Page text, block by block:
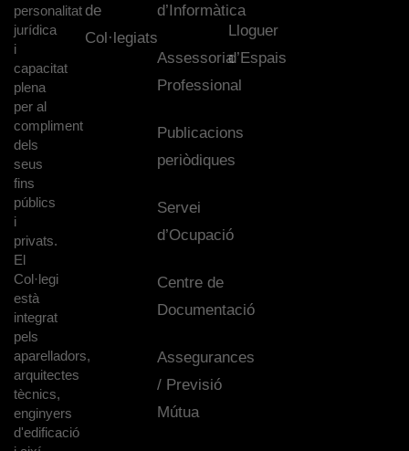
personalitat
jurídica
i
capacitat
plena
per al
compliment
dels
seus
fins
públics
i
privats.
El
Col·legi
està
integrat
pels
aparelladors,
arquitectes
tècnics,
enginyers
d'edificació
de
Col·legiats
d’Informàtica
Assessoria
Professional
Publicacions
periòdiques
Servei
d’Ocupació
Centre de
Documentació
Assegurances
/ Previsió
Mútua
Lloguer
d’Espais